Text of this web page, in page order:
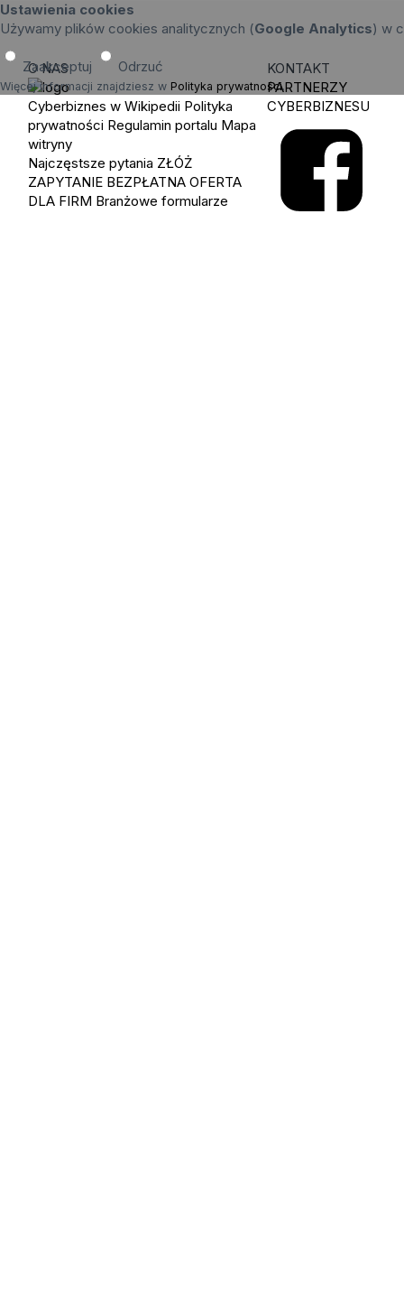
Ustawienia cookies
Używamy plików cookies analitycznych (Google Analytics) w
Zaakceptuj Odrzuć
Więcej informacji znajdziesz w Polityka prywatności.
O NAS
Cyberbiznes w Wikipedii Polityka
prywatności Regulamin portalu Mapa
witryny
Najczęstsze pytania ZŁÓŻ
ZAPYTANIE BEZPŁATNA OFERTA
DLA FIRM Branżowe formularze
KONTAKT
PARTNERZY
CYBERBIZNESU